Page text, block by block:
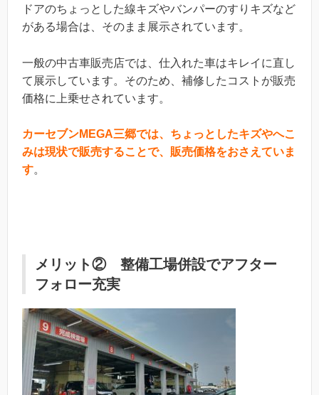
ドアのちょっとした線キズやバンパーのすりキズなど
がある場合は、そのまま展示されています。
一般の中古車販売店では、仕入れた車はキレイに直し
て展示しています。そのため、補修したコストが販売
価格に上乗せされています。
カーセブンMEGA三郷では、ちょっとしたキズやへこ
みは現状で販売することで、販売価格をおさえていま
す。
メリット② 整備工場併設でアフター
フォロー充実